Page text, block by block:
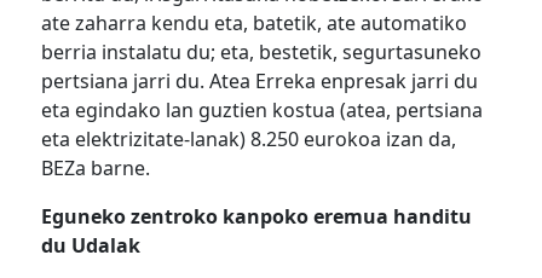
ate zaharra kendu eta, batetik, ate automatiko
berria instalatu du; eta, bestetik, segurtasuneko
pertsiana jarri du. Atea Erreka enpresak jarri du
eta egindako lan guztien kostua (atea, pertsiana
eta elektrizitate-lanak) 8.250 eurokoa izan da,
BEZa barne.
Eguneko zentroko kanpoko eremua handitu
du Udalak